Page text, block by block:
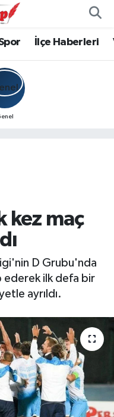
İlçe Haberleri
kez maç
D Grubu'nda
ederek ilk defa bir
ayrıldı.